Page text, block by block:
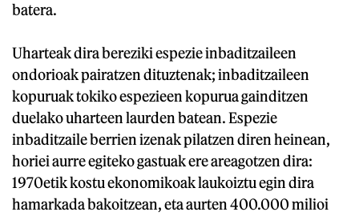
batera.
Uharteak dira bereziki espezie inbaditzaileen
ondorioak pairatzen dituztenak; inbaditzaileen
kopuruak tokiko espezieen kopurua gainditzen
duelako uharteen laurden batean. Espezie
inbaditzaile berrien izenak pilatzen diren heinean,
horiei aurre egiteko gastuak ere areagotzen dira:
1970etik kostu ekonomikoak laukoiztu egin dira
hamarkada bakoitzean, eta aurten 400.000 milioi